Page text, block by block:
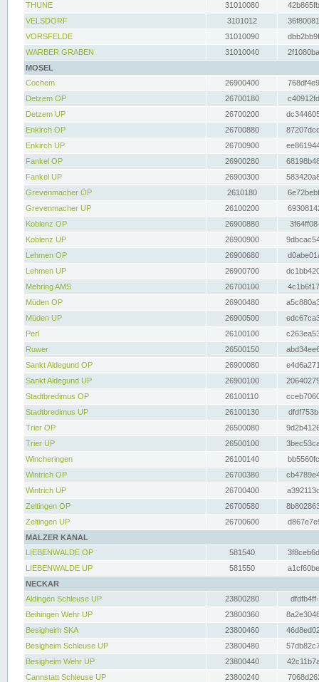
THUNE
31010080
VELSDORF
3101012
VORSFELDE
31010090
WARBER GRABEN
31010040
MOSEL
Cochem
26900400
Detzem OP
26700180
Detzem UP
26700200
Enkirch OP
26700880
Enkirch UP
26700900
Fankel OP
26900280
Fankel UP
26900300
Grevenmacher OP
2610180
Grevenmacher UP
26100200
Koblenz OP
26900880
Koblenz UP
26900900
Lehmen OP
26900680
Lehmen UP
26900700
Mehring AMS
26700100
Müden OP
26900480
Müden UP
26900500
Perl
26100100
Ruwer
26500150
Sankt Aldegund OP
26900080
Sankt Aldegund UP
26900100
Stadtbredimus OP
26100110
Stadtbredimus UP
26100130
Trier OP
26500080
Trier UP
26500100
Wincheringen
26100140
Wintrich OP
26700380
Wintrich UP
26700400
Zeltingen OP
26700580
Zeltingen UP
26700600
MALZER KANAL
LIEBENWALDE OP
581540
LIEBENWALDE UP
581550
NECKAR
Aldingen Schleuse UP
23800280
Beihingen Wehr UP
23800360
Besigheim SKA
23800460
Besigheim Schleuse UP
23800480
Besigheim Wehr UP
23800440
Cannstatt Schleuse UP
23800240